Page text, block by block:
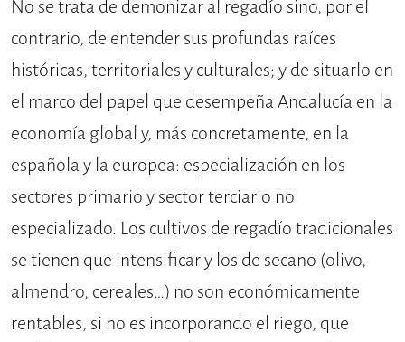
No se trata de demonizar al regadío sino, por el
contrario, de entender sus profundas raíces
históricas, territoriales y culturales; y de situarlo en
el marco del papel que desempeña Andalucía en la
economía global y, más concretamente, en la
española y la europea: especialización en los
sectores primario y sector terciario no
especializado. Los cultivos de regadío tradicionales
se tienen que intensificar y los de secano (olivo,
almendro, cereales…) no son económicamente
rentables, si no es incorporando el riego, que